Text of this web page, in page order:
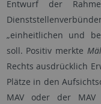
Entwurf der
„einheitlichen und
soll. Positiv merkte
Rechts ausdrücklich
Plätze in den
MAV oder der MAV